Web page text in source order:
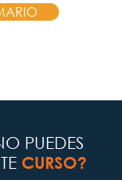
PUEDES
CURSO?